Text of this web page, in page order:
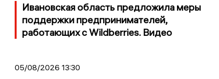
Ивановская область предложила меры
поддержки предпринимателей,
работающих с Wildberries. Видео
05/08/2026 13:30